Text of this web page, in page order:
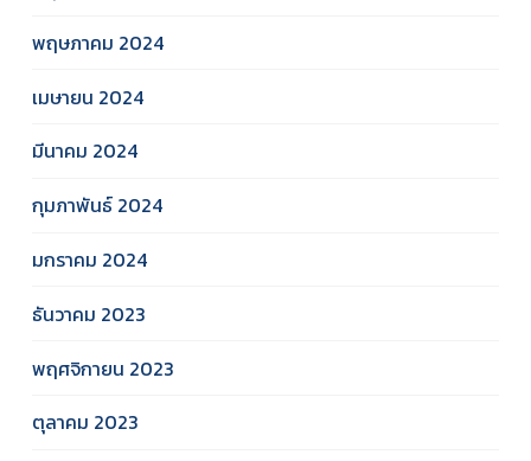
พฤษภาคม 2024
เมษายน 2024
มีนาคม 2024
กุมภาพันธ์ 2024
มกราคม 2024
ธันวาคม 2023
พฤศจิกายน 2023
ตุลาคม 2023